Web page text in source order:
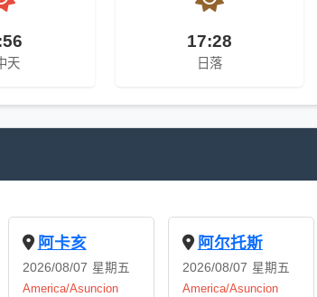
天
17:28
日落
阿卡亥
2026/08/07 星期五
America/Asuncion
阿尔托斯
2026/08/07 星期五
America/Asuncion